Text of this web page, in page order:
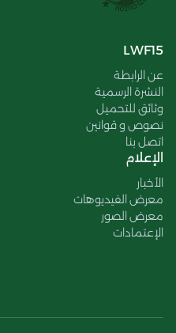
LWF15
عن الرابطة
النشرة الرسمية
وثائق للتحميل
نصوص و قوانين
اتصل بنا
الإعلام
الأخبار
معرض الفيديوهات
معرض الصور
الإعتمادات